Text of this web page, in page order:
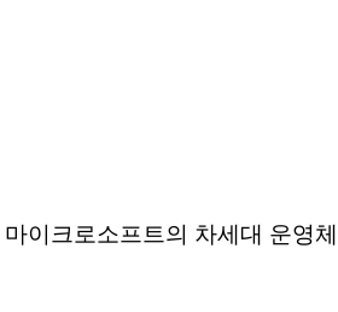
이크로소프트의 차세대 운영